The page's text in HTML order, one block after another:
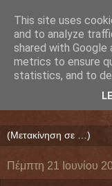
ΠΡΟΕΔΡΟΣ
Πέμπτη 21 Ιουνίου
This site uses
and to analyze
shared with
metrics to ensure
statistics, and to